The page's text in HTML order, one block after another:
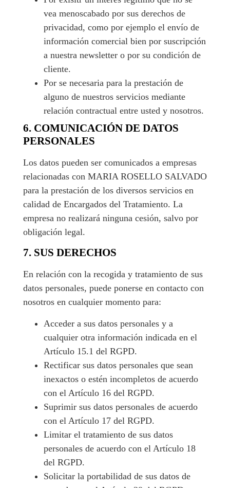
vea menoscabado por sus derechos de
privacidad, como por ejemplo el envío de
información comercial bien por suscripción
a nuestra newsletter o por su condición de
cliente.
Por se necesaria para la prestación de
alguno de nuestros servicios mediante
relación contractual entre usted y nosotros.
6. COMUNICACIÓN DE DATOS
PERSONALES
Los datos pueden ser comunicados a empresas
relacionadas con MARIA ROSELLO SALVADO
para la prestación de los diversos servicios en
calidad de Encargados del Tratamiento. La
empresa no realizará ninguna cesión, salvo por
obligación legal.
7. SUS DERECHOS
En relación con la recogida y tratamiento de sus
datos personales, puede ponerse en contacto con
nosotros en cualquier momento para:
Acceder a sus datos personales y a
cualquier otra información indicada en el
Artículo 15.1 del RGPD.
Rectificar sus datos personales que sean
inexactos o estén incompletos de acuerdo
con el Artículo 16 del RGPD.
Suprimir sus datos personales de acuerdo
con el Artículo 17 del RGPD.
Limitar el tratamiento de sus datos
personales de acuerdo con el Artículo 18
del RGPD.
Solicitar la portabilidad de sus datos de